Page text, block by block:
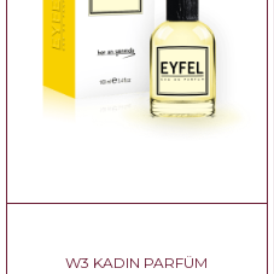
W3 KADIN PARFÜM